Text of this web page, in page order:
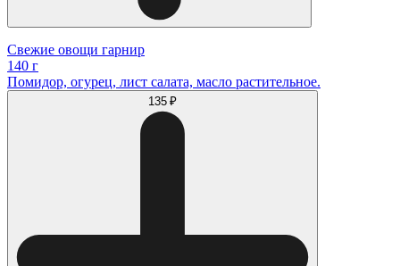
Свежие овощи гарнир
140 г
Помидор, огурец, лист салата, масло растительное.
135 ₽